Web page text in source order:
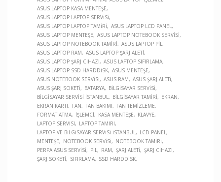
ASUS LAPTOP KASA MENTEŞE
ASUS LAPTOP LAPTOP SERVISI
ASUS LAPTOP LAPTOP TAMIRI
ASUS LAPTOP LCD PANEL
ASUS LAPTOP MENTEŞE
ASUS LAPTOP NOTEBOOK SERVISI
ASUS LAPTOP NOTEBOOK TAMIRI
ASUS LAPTOP PIL
ASUS LAPTOP RAM
ASUS LAPTOP ŞARJ ALETI
ASUS LAPTOP ŞARJ CIHAZI
ASUS LAPTOP SIFIRLAMA
ASUS LAPTOP SSD HARDDISK ASUS MENTEŞE
ASUS NOTEBOOK SERVISI
ASUS RAM
ASUS ŞARJ ALETI
ASUS ŞARJ SOKETI
BATARYA
BILGISAYAR SERVISI
BILGISAYAR SERVISI İSTANBUL
BILGISAYAR TAMIRI
EKRAN
EKRAN KARTI
FAN FAN BAKIMI
FAN TEMIZLEME
FORMAT ATMA
İŞLEMCI KASA MENTEŞE
KLAVYE
LAPTOP SERVISI
LAPTOP TAMIRI
LAPTOP VE BILGISAYAR SERVISI İSTANBUL
LCD PANEL
MENTEŞE
NOTEBOOK SERVISI
NOTEBOOK TAMIRI
PERPA ASUS SERVISI
PIL RAM ŞARJ ALETI
ŞARJ CIHAZI
ŞARJ SOKETI
SIFIRLAMA SSD HARDDISK